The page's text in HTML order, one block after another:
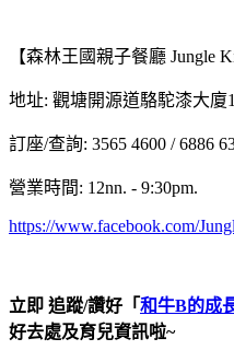
【森林王國親子餐廳 Jungle
地址: 觀塘開源道駱駝漆大廈
訂座/查詢: 3565 4600 / 6886
營業時間: 12nn. - 9:30pm.
https://www.facebook.com/
立即 追蹤/讚好「和牛B的成
好去處及育兒資訊啦~